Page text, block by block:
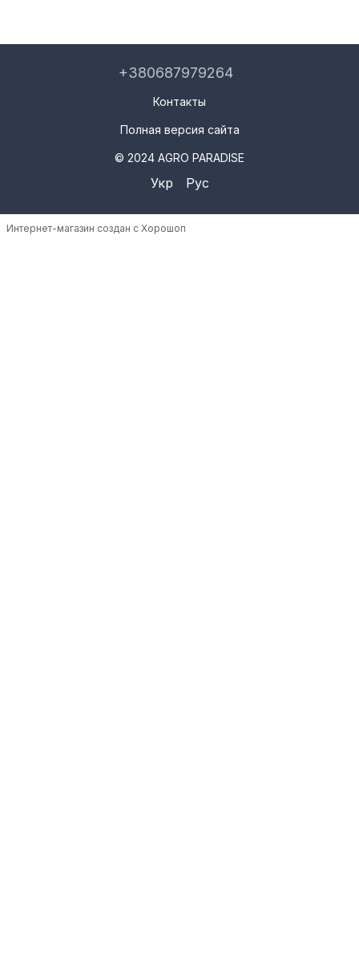
+380687979264
Контакты
Полная версия сайта
© 2024 AGRO PARADISE
Укр Рус
Интернет-магазин создан с Хорошоп